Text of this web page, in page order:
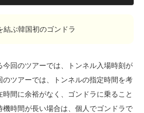
結ぶ韓国初のゴンドラ
回のツアーでは、トンネル入場時刻が
のツアーでは、トンネルの指定時間を考
間に余裕がなく、ゴンドラに乗ること
時間が長い場合は、個人でゴンドラで